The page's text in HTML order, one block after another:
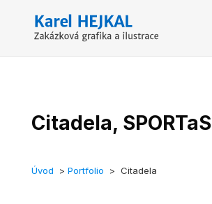
Citadela, SPORTaS
Úvod > Portfolio > Citadela